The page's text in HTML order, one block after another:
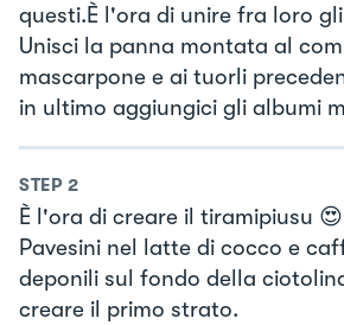
questi.È l'ora di unire fra loro
Unisci la panna montata al
mascarpone e ai tuorli
in ultimo aggiungici gli albumi
STEP 2
È l'ora di creare il tiramipiusu
Pavesini nel latte di cocco e
deponili sul fondo della
creare il primo strato.